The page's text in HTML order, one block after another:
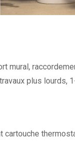
mural,
plus lourds,
cartouche